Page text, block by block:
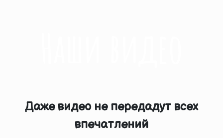
Даже видео не передадут всех
впечатлений